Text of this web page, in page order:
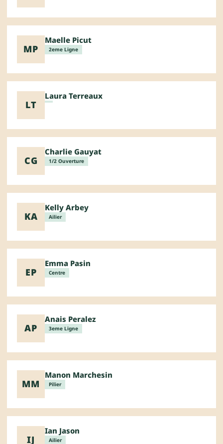
MP
Maelle Picut
2eme Ligne
LT
Laura Terreaux
CG
Charlie Gauyat
1/2 Ouverture
KA
Kelly Arbey
Ailier
EP
Emma Pasin
Centre
AP
Anais Peralez
3eme Ligne
MM
Manon Marchesin
Pilier
IJ
Ian Jason
Ailier